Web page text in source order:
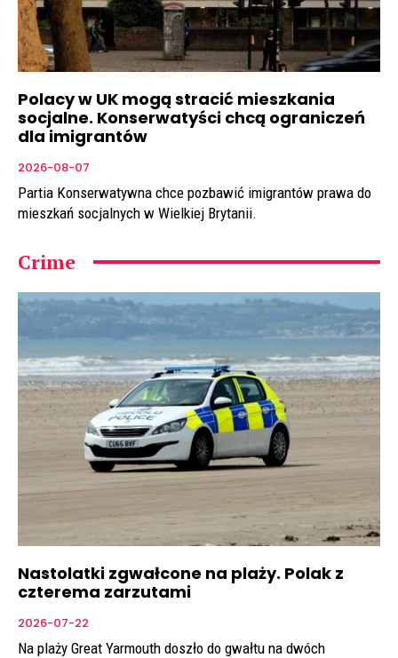
Polacy w UK mogą stracić mieszkania
socjalne. Konserwatyści chcą ograniczeń
dla imigrantów
2026-08-07
Partia Konserwatywna chce pozbawić imigrantów prawa do
mieszkań socjalnych w Wielkiej Brytanii.
Crime
Nastolatki zgwałcone na plaży. Polak z
czterema zarzutami
2026-07-22
Na plaży Great Yarmouth doszło do gwałtu na dwóch